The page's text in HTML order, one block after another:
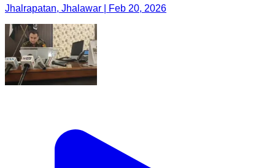
Jhalrapatan, Jhalawar | Feb 20, 2026